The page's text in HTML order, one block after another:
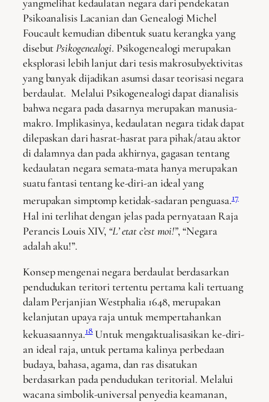
yangmelihat kedaulatan negara dari pendekatan
Psikoanalisis Lacanian dan Genealogi Michel
Foucault kemudian dibentuk suatu kerangka yang
disebutPsikogenealogi. Psikogenealogi merupakan
eksplorasi lebih lanjut dari tesis makrosubyektivitas
yang banyak dijadikan asumsi dasar teorisasi negara
berdaulat. Melalui Psikogenealogi dapat dianalisis
bahwa negara pada dasarnya merupakan manusia-
makro. Implikasinya, kedaulatan negara tidak dapat
dilepaskan dari hasrat-hasrat para pihak/atau aktor
di dalamnya dan pada akhirnya, gagasan tentang
kedaulatan negara semata-mata hanya merupakan
suatu fantasi tentang ke-diri-an ideal yang
merupakan simptomp ketidak-sadaran penguasa.17
Hal ini terlihat dengan jelas pada pernyataan Raja
Perancis Louis XIV, “L’ etat c’est moi!”, “Negara
adalah aku!”.
Konsep mengenai negara berdaulat berdasarkan
pendudukan teritori tertentu pertama kali tertuang
dalam Perjanjian Westphalia 1648, merupakan
kelanjutan upaya raja untuk mempertahankan
kekuasaannya.18Untuk mengaktualisasikan ke-diri-
an ideal raja, untuk pertama kalinya perbedaan
budaya, bahasa, agama, dan ras disatukan
berdasarkan pada pendudukan teritorial. Melalui
wacana simbolik-universal penyedia keamanan,